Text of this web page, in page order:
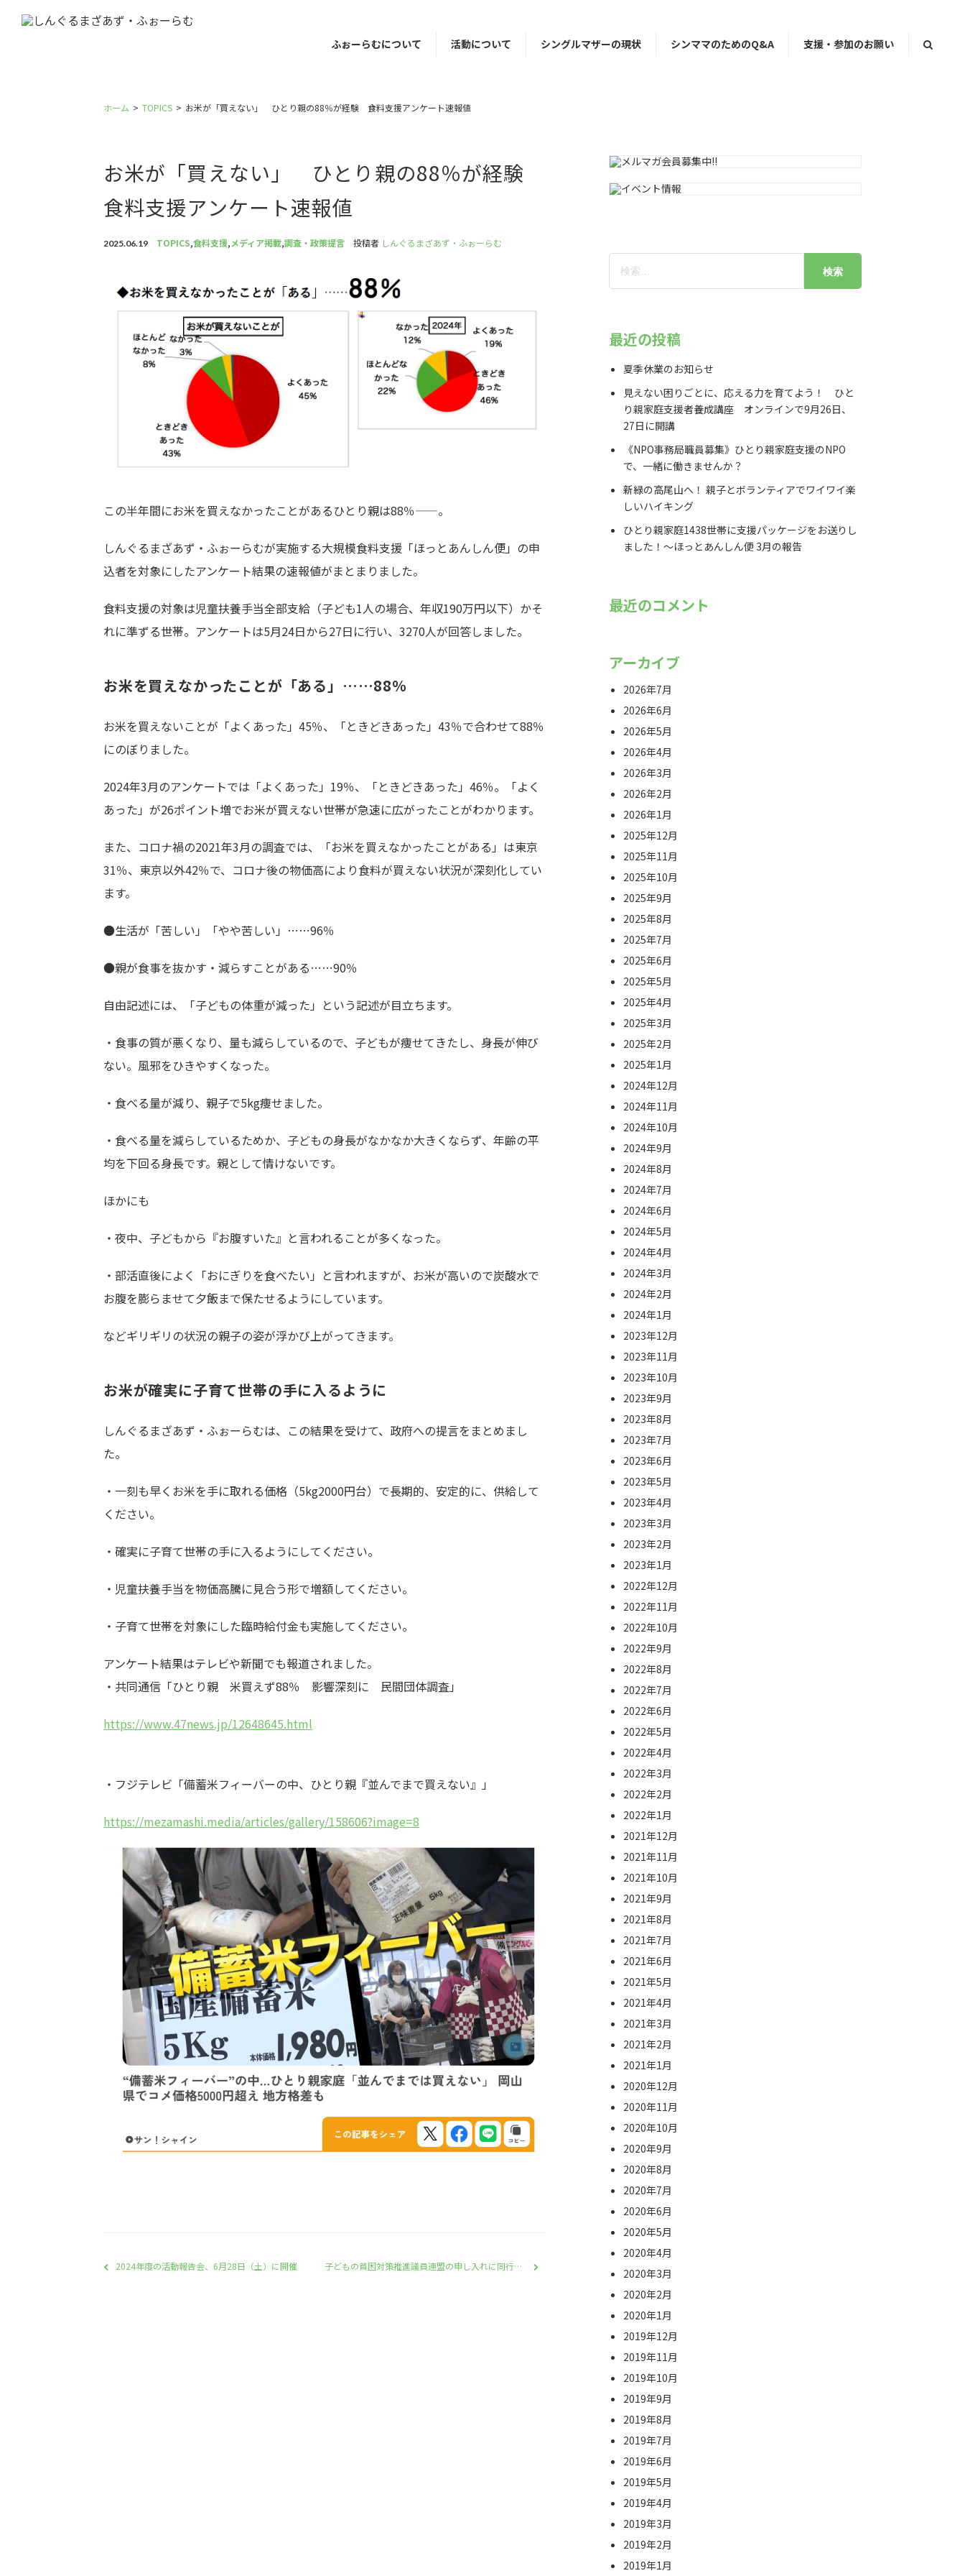
ふぉーらむについて 活動について シングルマザーの現状 シンママのためのQ&A 支援・参加のお願い
ホーム TOPICS お米が「買えない」 ひとり親の88％が経験 食料支援アンケート速報値
お米が「買えない」 ひとり親の88％が経験
食料支援アンケート速報値
2025.06.19 TOPICS,食料支援,メディア掲載,調査・政策提言 投稿者 しんぐるまざあず・ふぉーらむ
この半年間にお米を買えなかったことがあるひとり親は88％——。
しんぐるまざあず・ふぉーらむが実施する大規模食料支援「ほっとあんしん便」の申
込者を対象にしたアンケート結果の速報値がまとまりました。
食料支援の対象は児童扶養手当全部支給（子ども1人の場合、年収190万円以下）かそ
れに準ずる世帯。アンケートは5月24日から27日に行い、3270人が回答しました。
お米を買えなかったことが「ある」……88％
お米を買えないことが「よくあった」45％、「ときどきあった」43％で合わせて88％
にのぼりました。
2024年3月のアンケートでは「よくあった」19％、「ときどきあった」46％。「よく
あった」が26ポイント増でお米が買えない世帯が急速に広がったことがわかります。
また、コロナ禍の2021年3月の調査では、「お米を買えなかったことがある」は東京
31％、東京以外42％で、コロナ後の物価高により食料が買えない状況が深刻化してい
ます。
●生活が「苦しい」「やや苦しい」……96％
●親が食事を抜かす・減らすことがある……90％
自由記述には、「子どもの体重が減った」という記述が目立ちます。
・食事の質が悪くなり、量も減らしているので、子どもが痩せてきたし、身長が伸び
ない。風邪をひきやすくなった。
・食べる量が減り、親子で5kg痩せました。
・食べる量を減らしているためか、子どもの身長がなかなか大きくならず、年齢の平
均を下回る身長です。親として情けないです。
ほかにも
・夜中、子どもから『お腹すいた』と言われることが多くなった。
・部活直後によく「おにぎりを食べたい」と言われますが、お米が高いので炭酸水で
お腹を膨らませて夕飯まで保たせるようにしています。
などギリギリの状況の親子の姿が浮かび上がってきます。
お米が確実に子育て世帯の手に入るように
しんぐるまざあず・ふぉーらむは、この結果を受けて、政府への提言をまとめまし
た。
・一刻も早くお米を手に取れる価格（5kg2000円台）で長期的、安定的に、供給して
ください。
・確実に子育て世帯の手に入るようにしてください。
・児童扶養手当を物価高騰に見合う形で増額してください。
・子育て世帯を対象にした臨時給付金も実施してください。
アンケート結果はテレビや新聞でも報道されました。
・共同通信「ひとり親 米買えず88％ 影響深刻に 民間団体調査」
https://www.47news.jp/12648645.html
・フジテレビ「備蓄米フィーバーの中、ひとり親『並んでまで買えない』」
https://mezamashi.media/articles/gallery/158606?image=8
2024年度の活動報告会、6月28日（土）に開催 子どもの貧困対策推進議員連盟の申し入れに同行しました
最近の投稿
夏季休業のお知らせ
見えない困りごとに、応える力を育てよう！ ひと
り親家庭支援者養成講座 オンラインで9月26日、
27日に開講
《NPO事務局職員募集》ひとり親家庭支援のNPO
で、一緒に働きませんか？
新緑の高尾山へ！ 親子とボランティアでワイワイ楽
しいハイキング
ひとり親家庭1438世帯に支援パッケージをお送りし
ました！〜ほっとあんしん便 3月の報告
最近のコメント
アーカイブ
2026年7月
2026年6月
2026年5月
2026年4月
2026年3月
2026年2月
2026年1月
2025年12月
2025年11月
2025年10月
2025年9月
2025年8月
2025年7月
2025年6月
2025年5月
2025年4月
2025年3月
2025年2月
2025年1月
2024年12月
2024年11月
2024年10月
2024年9月
2024年8月
2024年7月
2024年6月
2024年5月
2024年4月
2024年3月
2024年2月
2024年1月
2023年12月
2023年11月
2023年10月
2023年9月
2023年8月
2023年7月
2023年6月
2023年5月
2023年4月
2023年3月
2023年2月
2023年1月
2022年12月
2022年11月
2022年10月
2022年9月
2022年8月
2022年7月
2022年6月
2022年5月
2022年4月
2022年3月
2022年2月
2022年1月
2021年12月
2021年11月
2021年10月
2021年9月
2021年8月
2021年7月
2021年6月
2021年5月
2021年4月
2021年3月
2021年2月
2021年1月
2020年12月
2020年11月
2020年10月
2020年9月
2020年8月
2020年7月
2020年6月
2020年5月
2020年4月
2020年3月
2020年2月
2020年1月
2019年12月
2019年11月
2019年10月
2019年9月
2019年8月
2019年7月
2019年6月
2019年5月
2019年4月
2019年3月
2019年2月
2019年1月